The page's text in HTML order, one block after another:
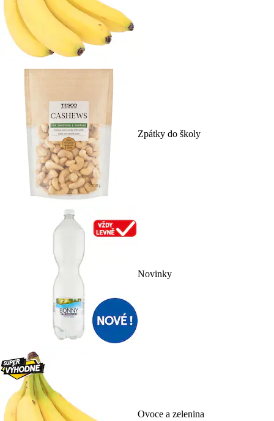
Zpátky do školy
Novinky
Ovoce a zelenina